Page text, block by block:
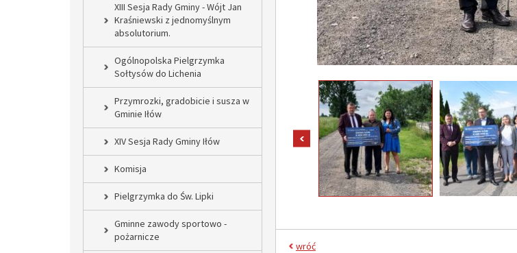
XIII Sesja Rady Gminy - Wójt Jan
Kraśniewski z jednomyślnym
absolutorium.
Ogólnopolska Pielgrzymka
Sołtysów do Lichenia
Przymrozki, gradobicie i susza w
Gminie Iłów
XIV Sesja Rady Gminy Iłów
Komisja
Pielgrzymka do Św. Lipki
Gminne zawody sportowo -
pożarnicze
pokaż poprzednie zdjęcia
wróć